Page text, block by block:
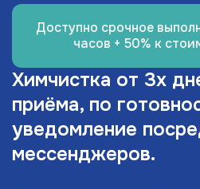
Доступно срочное
часов + 50% к
Химчистка от 3х
приёма, по
уведомление
мессенджеров.